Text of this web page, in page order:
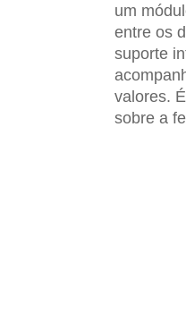
um
entre os
suporte
valores.
sobre a